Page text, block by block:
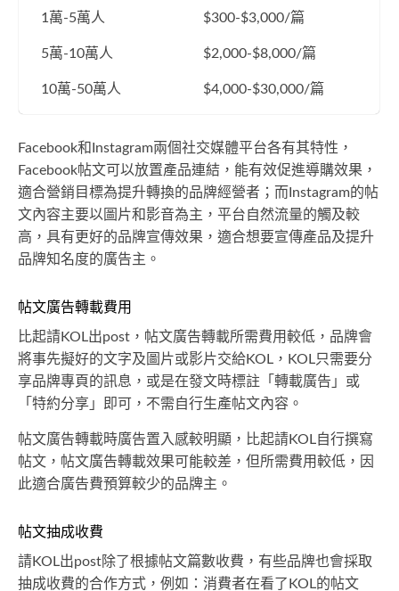
1萬-5萬人 $300-$3,000/篇
5萬-10萬人 $2,000-$8,000/篇
10萬-50萬人 $4,000-$30,000/篇
Facebook和Instagram兩個社交媒體平台各有其特性，
Facebook帖文可以放置產品連結，能有效促進導購效果，
適合營銷目標為提升轉換的品牌經營者；而Instagram的帖
文內容主要以圖片和影音為主，平台自然流量的觸及較
高，具有更好的品牌宣傳效果，適合想要宣傳產品及提升
品牌知名度的廣告主。
帖文廣告轉載費用
比起請KOL出post，帖文廣告轉載所需費用較低，品牌會
將事先擬好的文字及圖片或影片交給KOL，KOL只需要分
享品牌專頁的訊息，或是在發文時標註「轉載廣告」或
「特約分享」即可，不需自行生產帖文內容。
帖文廣告轉載時廣告置入感較明顯，比起請KOL自行撰寫
帖文，帖文廣告轉載效果可能較差，但所需費用較低，因
此適合廣告費預算較少的品牌主。
帖文抽成收費
請KOL出post除了根據帖文篇數收費，有些品牌也會採取
抽成收費的合作方式，例如：消費者在看了KOL的帖文